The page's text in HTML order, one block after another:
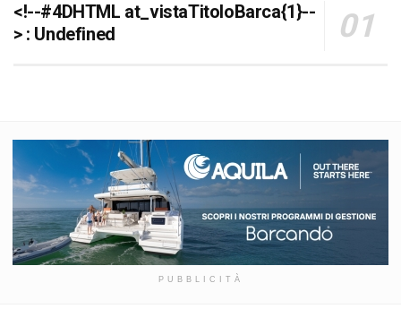
<!--#4DHTML at_vistaTitoloBarca{1}--
> : Undefined
PUBBLICITÀ